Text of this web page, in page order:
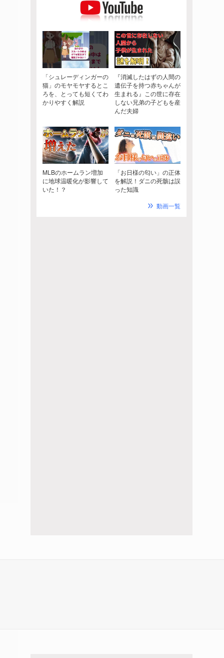
「シュレーディンガーの
猫」のモヤモヤするとこ
ろを、とっても短くてわ
かりやすく解説
『消滅したはずの人間の
遺伝子を持つ赤ちゃんが
生まれる』この世に存在
しない兄弟の子どもを産
んだ夫婦
MLBのホームラン増加
に地球温暖化が影響して
いた！？
「お日様の匂い」の正体
を解説！ダニの死骸は誤
った知識
動画一覧